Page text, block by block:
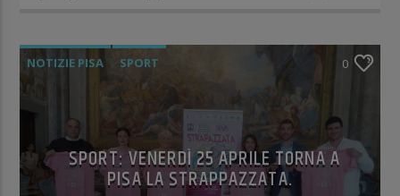
NOTIZIE PISA SPORT 0
SPORT: VENERDÌ 25 APRILE TORNA A
PISA LA STRAPPAZZATA.